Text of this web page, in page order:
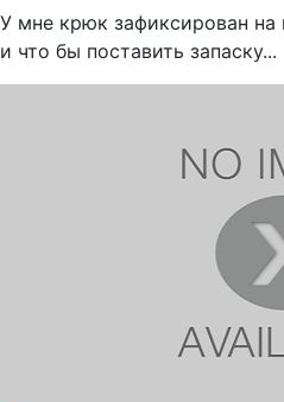
У мне крюк зафиксирован
и что бы поставить запаску...